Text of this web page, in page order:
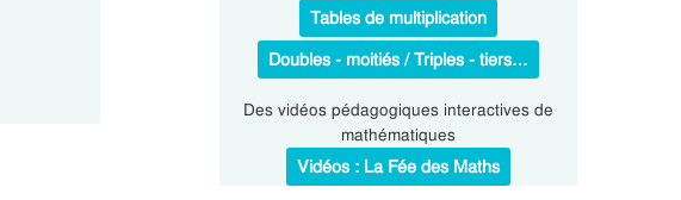
Tables de multiplication
Doubles - moitiés / Triples - tiers…
Des vidéos pédagogiques interactives de
mathématiques
Vidéos : La Fée des Maths